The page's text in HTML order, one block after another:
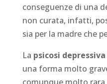
conseguenze di una
non curata, infatti,
sia per la madre che
La psicosi
una forma molto